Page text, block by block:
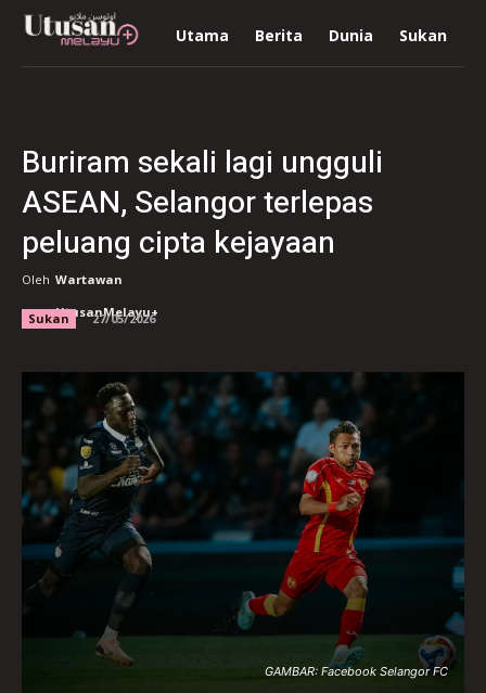
Utama Berita Dunia Sukan
Buriram sekali lagi ungguli
ASEAN, Selangor terlepas
peluang cipta kejayaan
Oleh Wartawan
UtusanMelayu+
Sukan 27/05/2026
GAMBAR: Facebook Selangor FC